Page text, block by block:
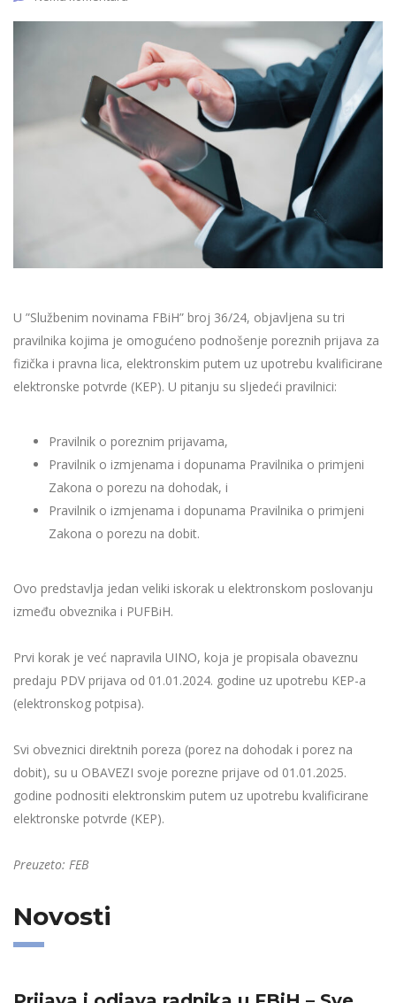
U ”Službenim novinama FBiH” broj 36/24, objavljena su tri
pravilnika kojima je omogućeno podnošenje poreznih prijava za
fizička i pravna lica, elektronskim putem uz upotrebu kvalificirane
elektronske potvrde (KEP). U pitanju su sljedeći pravilnici:
Pravilnik o poreznim prijavama,
Pravilnik o izmjenama i dopunama Pravilnika o primjeni
Zakona o porezu na dohodak, i
Pravilnik o izmjenama i dopunama Pravilnika o primjeni
Zakona o porezu na dobit.
Ovo predstavlja jedan veliki iskorak u elektronskom poslovanju
između obveznika i PUFBiH.
Prvi korak je već napravila UINO, koja je propisala obaveznu
predaju PDV prijava od 01.01.2024. godine uz upotrebu KEP-a
(elektronskog potpisa).
Svi obveznici direktnih poreza (porez na dohodak i porez na
dobit), su u OBAVEZI svoje porezne prijave od 01.01.2025.
godine podnositi elektronskim putem uz upotrebu kvalificirane
elektronske potvrde (KEP).
Preuzeto: FEB
Novosti